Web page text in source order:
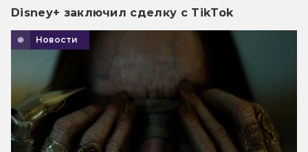
Disney+ заключил сделку с TikTok
Новости